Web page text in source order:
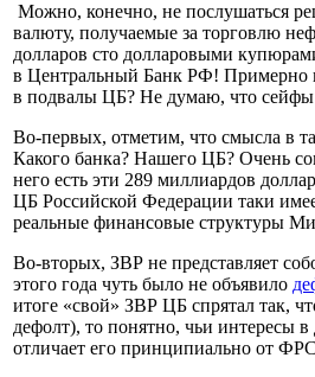
Можно, конечно, не послушаться
валюту, получаемые за торговлю
долларов сто долларовыми
в Центральный Банк РФ! Примерно
в подвалы ЦБ? Не думаю, что сейфы
Во-первых, отметим, что смысла в
Какого банка? Нашего ЦБ? Очень
него есть эти 289 миллиардов
ЦБ Российской Федерации таки
реальные финансовые структуры
Во-вторых, ЗВР не представляет
этого года чуть было не объявило
итоге «свой» ЗВР ЦБ спрятал так,
дефолт), то понятно, чьи интересы
отличает его принципиально от